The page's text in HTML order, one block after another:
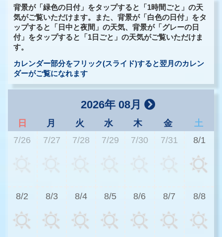
背景が「緑色の日付」をタップすると「1時間ごと」の天
気がご覧いただけます。また、背景が「白色の日付」をタ
ップすると「日中と夜間」の天気、背景が「グレーの日
付」をタップすると「1日ごと」の天気がご覧いただけま
す。
カレンダー部分をフリック(スライド)すると翌月のカレン
ダーがご覧になれます
2026年 08月
日 月 火 水 木 金
土
7/26
7/27 7/28 7/29 7/30 7/31 8/1
8/2 8/3 8/4 8/5 8/6 8/7 8/8